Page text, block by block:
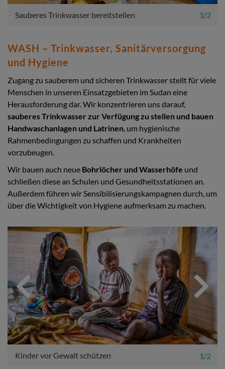
Sauberes Trinkwasser bereitstellen 1 / 2
WASH – Trinkwasser, Sanitärversorgung
und Hygiene
Zugang zu sauberem und sicheren Trinkwasser stellt für viele
Menschen in unseren Einsatzgebieten im Sudan eine
Herausforderung dar. Wir konzentrieren uns darauf,
sauberes Trinkwasser zur Verfügung zu stellen und bauen
Handwaschanlagen und Latrinen, um hygienische
Rahmenbedingungen zu schaffen und Krankheiten
vorzubeugen.
Wir bauen auch neue Bohrlöcher und Wasserhöfe und
schließen diese an Schulen und Gesundheitsstationen an.
Außerdem führen wir Sensibilisierungskampagnen durch, um
über die Wichtigkeit von Hygiene aufmerksam zu machen.
Previous
Kinder vor Gewalt schützen 1 / 2
Next